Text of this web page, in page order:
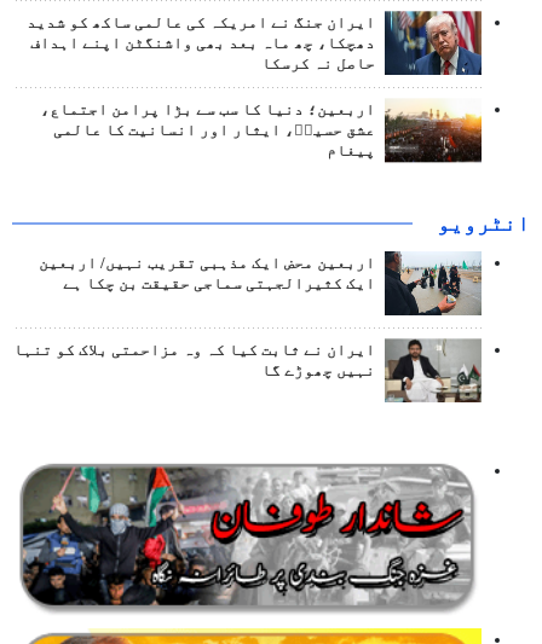
ایران جنگ نے امریکہ کی عالمی ساکھ کو شدید
دھچکا، چھ ماہ بعد بھی واشنگٹن اپنے اہداف
حاصل نہ کرسکا
اربعین؛ دنیا کا سب سے بڑا پرامن اجتماع،
عشق حسینؑ، ایثار اور انسانیت کا عالمی
پیغام
انٹرويو
اربعین محض ایک مذہبی تقریب نہیں/ اربعین
ایک کثیرالجہتی سماجی حقیقت بن چکا ہے
ایران نے ثابت کیا کہ وہ مزاحمتی بلاک کو تنہا
نہیں چھوڑے گا